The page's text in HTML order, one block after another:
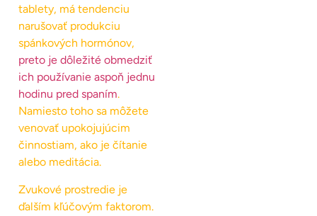
tablety, má tendenciu
narušovať produkciu
spánkových hormónov,
preto je dôležité obmedziť
ich používanie aspoň jednu
hodinu pred spaním.
Namiesto toho sa môžete
venovať upokojujúcim
činnostiam, ako je čítanie
alebo meditácia.
Zvukové prostredie je
ďalším kľúčovým faktorom.